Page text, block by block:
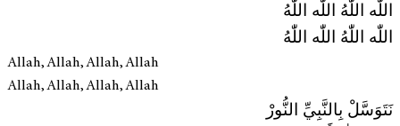
اللّٰه اللّٰهُ اللّٰه اللّٰهُ
اللّٰه اللّٰهُ اللّٰه اللّٰهُ
Allah, Allah, Allah, Allah
Allah, Allah, Allah, Allah
نَتَوَسَّلْ بِالنَّبِيِّ النُّورْ